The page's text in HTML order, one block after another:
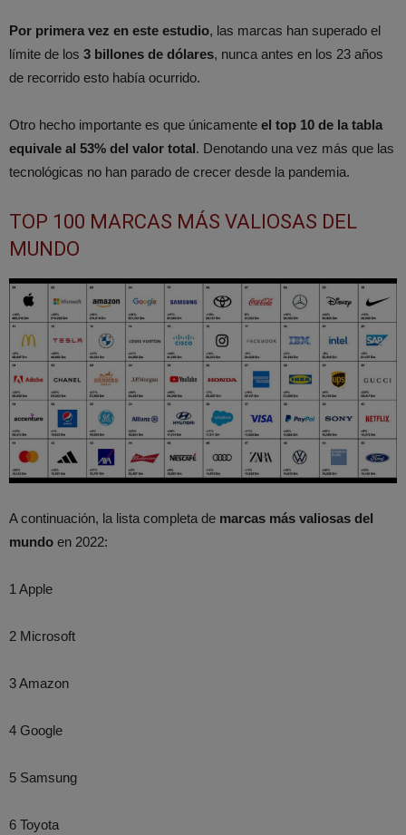
Por primera vez en este estudio, las marcas han superado el
límite de los 3 billones de dólares, nunca antes en los 23 años
de recorrido esto había ocurrido.
Otro hecho importante es que únicamente el top 10 de la tabla
equivale al 53% del valor total. Denotando una vez más que las
tecnológicas no han parado de crecer desde la pandemia.
TOP 100 MARCAS MÁS VALIOSAS DEL
MUNDO
A continuación, la lista completa de marcas más valiosas del
mundo en 2022:
1 Apple
2 Microsoft
3 Amazon
4 Google
5 Samsung
6 Toyota